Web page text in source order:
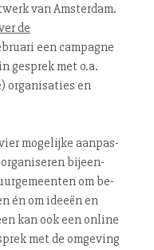
van Amsterdam.
de
een campagne
gesprek met o.a.
or­ga­ni­sa­ties en
mogelijke aan­pas­
bij­een­
om be­
én om ideeën en
kan ook een online
met de omgeving